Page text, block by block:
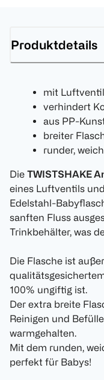
Produktdetails
mit
verhindert
aus PP-
breiter
runder,
Die TWISTSHAKE
eines Luftventils
Edelstahl-
sanften Fluss
Trinkbehälter, was
Die Flasche ist
100% ungiftig ist.
Der extra breite
Reinigen und
warmgehalten.
Mit dem runden,
perfekt für Babys!